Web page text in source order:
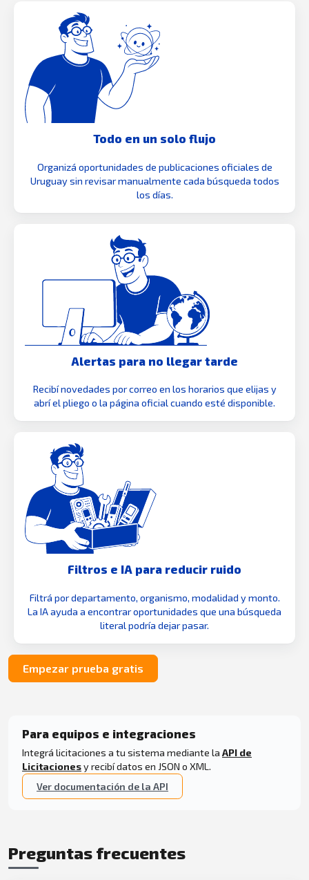
Todo en un solo flujo
Organizá oportunidades de publicaciones oficiales de
Uruguay sin revisar manualmente cada búsqueda todos
los días.
Alertas para no llegar tarde
Recibí novedades por correo en los horarios que elijas y
abrí el pliego o la página oficial cuando esté disponible.
Filtros e IA para reducir ruido
Filtrá por departamento, organismo, modalidad y monto.
La IA ayuda a encontrar oportunidades que una búsqueda
literal podría dejar pasar.
Empezar prueba gratis
Para equipos e integraciones
Integrá licitaciones a tu sistema mediante la API de
Licitacionesy recibí datos en JSON o XML.
Ver documentación de la API
Preguntas frecuentes